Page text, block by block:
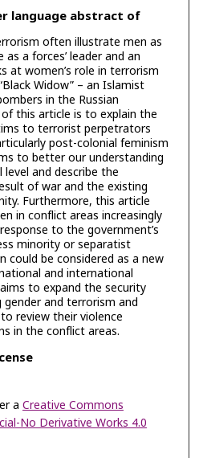
language abstract of
often illustrate men as
a forces’ leader and an
at women’s role in terrorism
Widow” – an Islamist
in the Russian
this article is to explain the
to terrorist perpetrators
post-colonial feminism
to better our understanding
and describe the
of war and the existing
Furthermore, this article
in conflict areas increasingly
to the government’s
minority or separatist
could be considered as a new
and international
to expand the security
gender and terrorism and
review their violence
in the conflict areas.
a Creative Commons
No Derivative Works 4.0